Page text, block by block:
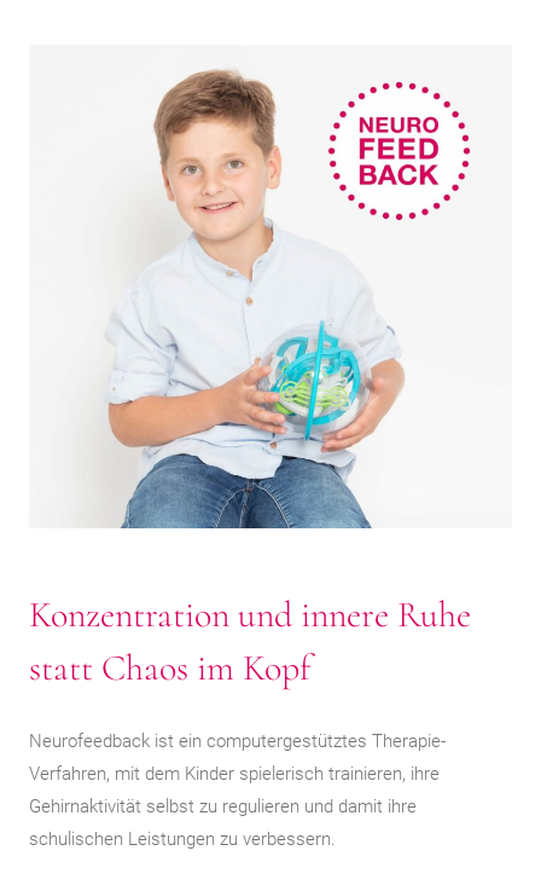
Konzentration und innere Ruhe
statt Chaos im Kopf
Neurofeedback ist ein computergestütztes Therapie-
Verfahren, mit dem Kinder spielerisch trainieren, ihre
Gehirnaktivität selbst zu regulieren und damit ihre
schulischen Leistungen zu verbessern.